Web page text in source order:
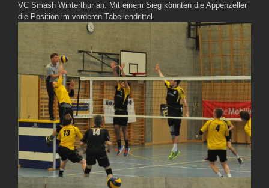
VC Smash Winterthur an. Mit einem Sieg könnten die Appenzeller
die Position im vorderen Tabellendrittel